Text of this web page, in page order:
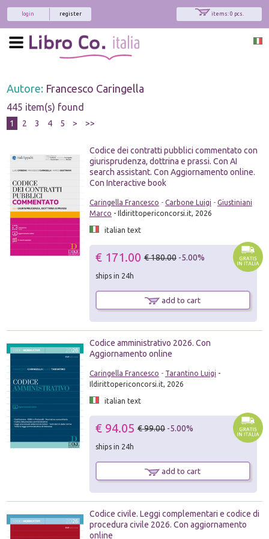
items: 0 pcs.
register
login
Autore: Francesco Caringella
445 item(s) found
1 2 3 4 5 > >>
Codice dei contratti pubblici commentato con
giurisprudenza, dottrina e prassi. Con AI
search assistant. Con Aggiornamento online.
Con Interactive book
Caringella Francesco - Carbone Luigi - Giustiniani
Marco - Ildirittopericoncorsi.it, 2026
italian text
€ 171.00 € 180.00 -5.00%
ships in 24h
add to cart
Codice amministrativo 2026. Con
Aggiornamento online
Caringella Francesco - Tarantino Luigi -
Ildirittopericoncorsi.it, 2026
italian text
€ 94.05 € 99.00 -5.00%
ships in 24h
add to cart
Codice civile. Leggi complementari e codice di
procedura civile 2026. Con aggiornamento
online